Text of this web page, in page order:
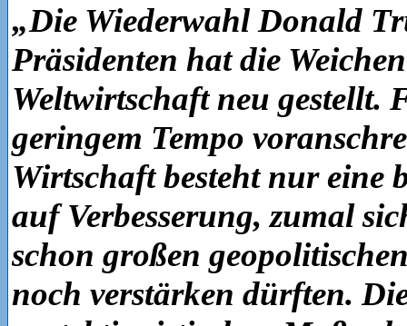
„Die Wiederwahl Donald
Präsidenten hat die
Weltwirtschaft neu gestellt.
geringem Tempo
Wirtschaft besteht nur eine
auf Verbesserung, zumal
schon großen
noch verstärken dürften.